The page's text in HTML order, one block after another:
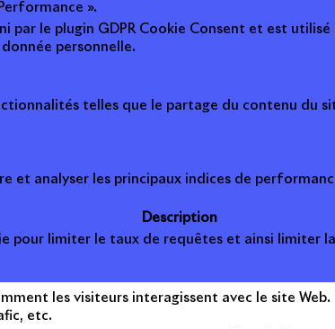
».
par le plugin GDPR Cookie Consent et est
personnelle.
telles que le partage du contenu du
et analyser les principaux indices de
Description
pour limiter le taux de requêtes et ainsi limiter
les visiteurs interagissent avec le site
etc.